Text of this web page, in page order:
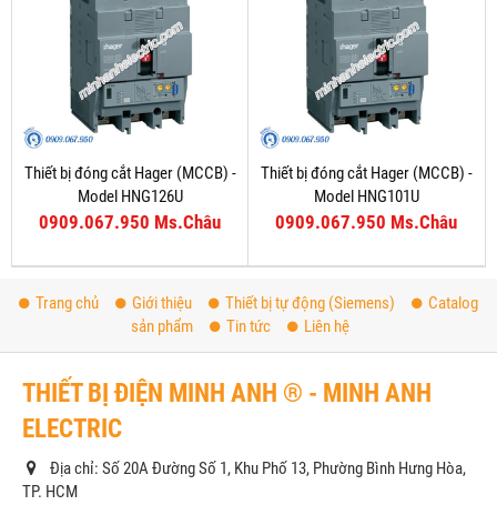
Thiết bị đóng cắt Hager (MCCB) -
Model HNG126U
0909.067.950 Ms.Châu
Thiết bị đóng cắt Hager (MCCB) -
Model HNG101U
0909.067.950 Ms.Châu
Trang chủ Giới thiệu Thiết bị tự động (Siemens)
Catalog
sản phẩm
Tin tức Liên hệ
THIẾT BỊ ĐIỆN MINH ANH ® - MINH ANH
ELECTRIC
Địa chỉ: Số 20A Đường Số 1, Khu Phố 13, Phường Bình Hưng Hòa,
TP. HCM